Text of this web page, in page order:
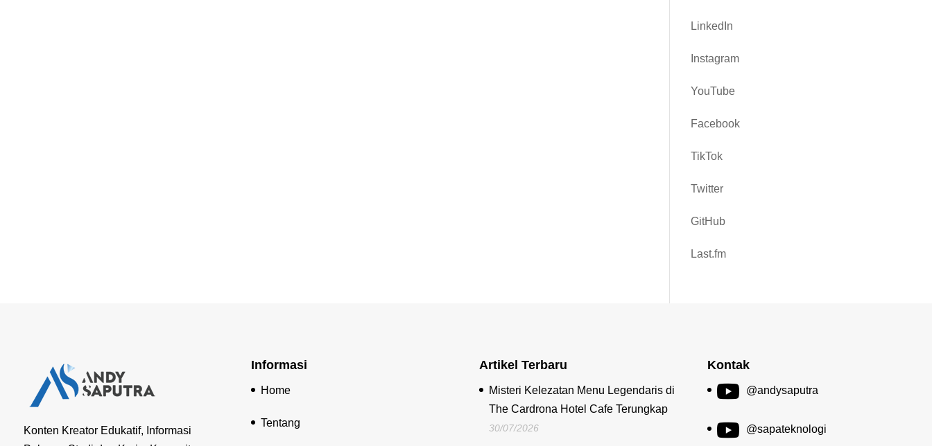
LinkedIn
Instagram
YouTube
Facebook
TikTok
Twitter
GitHub
Last.fm
Konten Kreator Edukatif, Informasi
Informasi
Home
Tentang
Artikel Terbaru
Misteri Kelezatan Menu Legendaris di
The Cardrona Hotel Cafe Terungkap
30/07/2026
Kontak
@andysaputra
@sapateknologi